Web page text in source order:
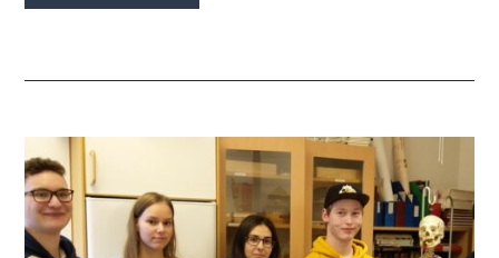
DEN
WASSER